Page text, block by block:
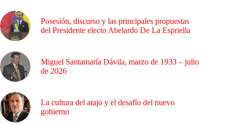
Posesión, discurso y las principales propuestas
del Presidente electo Abelardo De La Espriella
Miguel Santamaría Dávila, marzo de 1933 – julio
de 2026
La cultura del atajo y el desafío del nuevo
gobierno